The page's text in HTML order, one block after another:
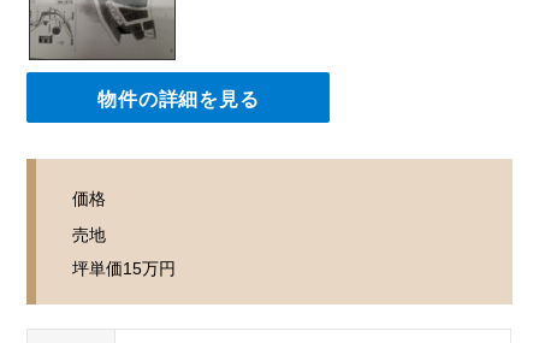
物件の詳細を見る
価格
売地
坪単価15万円